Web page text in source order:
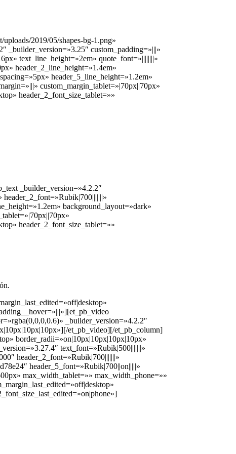
2019/05/shapes-bg-1.png»
_builder_version=»3.25″ custom_padding=»|||»
text_line_height=»2em» quote_font=»||||||||»
header_2_line_height=»1.4em»
header_5_line_height=»1.2em»
custom_margin_tablet=»|70px||70px»
header_2_font_size_tablet=»»
_builder_version=»4.2.2″
background_layout=»dark»
header_2_font_size_tablet=»»
_builder_version=»4.2.2″
et_pb_video][/et_pb_column]
border_radii=»on|10px|10px|10px|10px»
text_font=»Rubik|500|||||||»
header_2_font=»Rubik|700|||||||»
header_5_font=»Rubik|700||on|||||»
max_width_tablet=»» max_width_phone=»»